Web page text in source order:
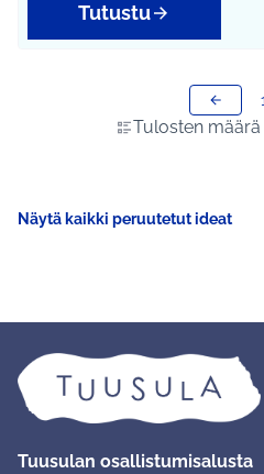
Tutustu
Tulosten
1
Näytä kaikki peruutetut ideat
Tuusulan osallistumisalusta